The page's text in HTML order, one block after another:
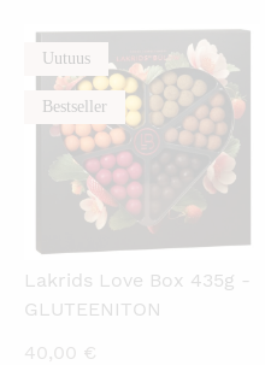
Uutuus
Bestseller
KATSO PIKANÄKYMÄ
Lakrids Love Box 435g -
GLUTEENITON
40,00 €